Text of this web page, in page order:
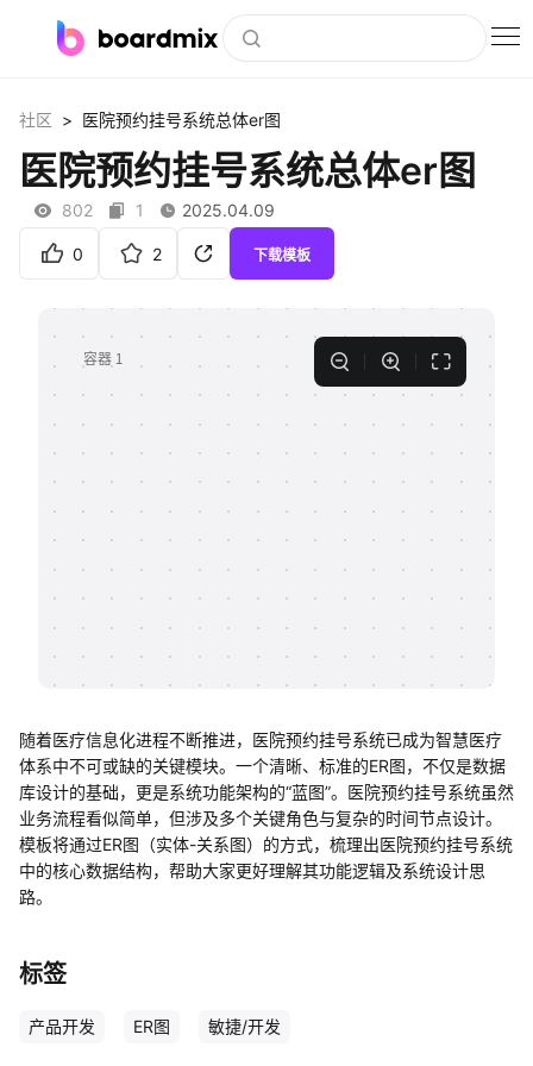
社区资源
下载
私有化部署
帮助中心
社区 > 医院预约挂号系统总体er图
医院预约挂号系统总体er图
802 1 2025.04.09
0 2 下载模板
随着医疗信息化进程不断推进，医院预约挂号系统已成为智慧医疗
体系中不可或缺的关键模块。一个清晰、标准的ER图，不仅是数据
库设计的基础，更是系统功能架构的“蓝图”。医院预约挂号系统虽然
业务流程看似简单，但涉及多个关键角色与复杂的时间节点设计。
模板将通过ER图（实体-关系图）的方式，梳理出医院预约挂号系统
中的核心数据结构，帮助大家更好理解其功能逻辑及系统设计思
路。
标签
产品开发 ER图 敏捷/开发